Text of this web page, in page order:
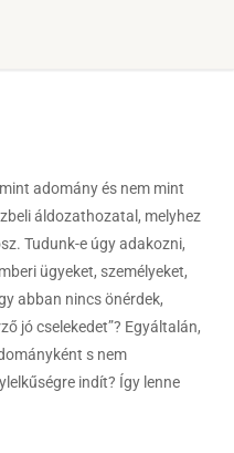
adomány és nem mint
áldozathozatal, melyhez
Tudunk-e úgy adakozni,
ügyeket, személyeket,
abban nincs önérdek,
jó cselekedet”? Egyáltalán,
s nem
indít? Így lenne